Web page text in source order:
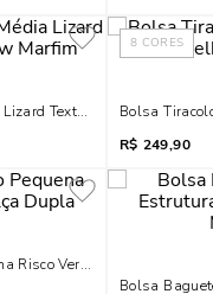
Texturizada New
8 CORES
Bolsa
R$ 249,90
Risco Verde Alça Dupla
Bolsa